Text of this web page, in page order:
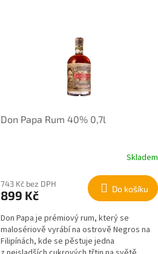
Don Papa Rum 40% 0,7l
Skladem
743 Kč bez DPH
899 Kč Do košíku
Don Papa je prémiový rum, který se
malosériově vyrábí na ostrově Negros na
Filipínách, kde se pěstuje jedna